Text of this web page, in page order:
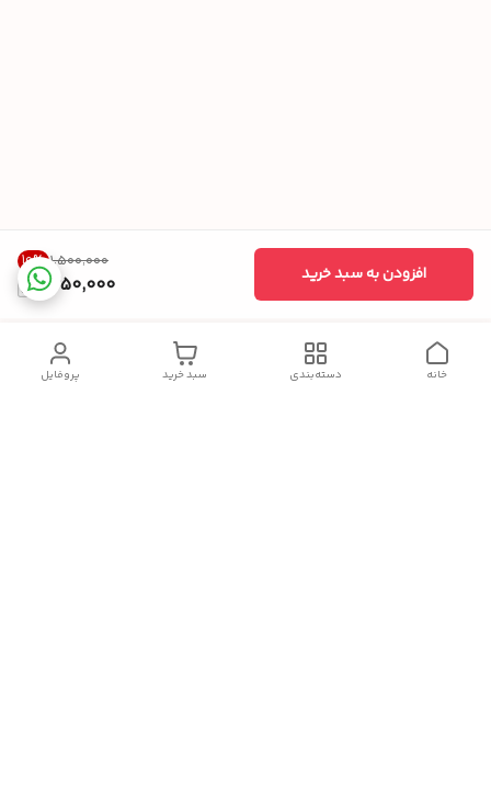
۱٬۵۰۰٬۰۰۰ 10%
1,350,000 افزودن به سبد خرید
پروفایل سبد خرید دسته‌بندی خانه